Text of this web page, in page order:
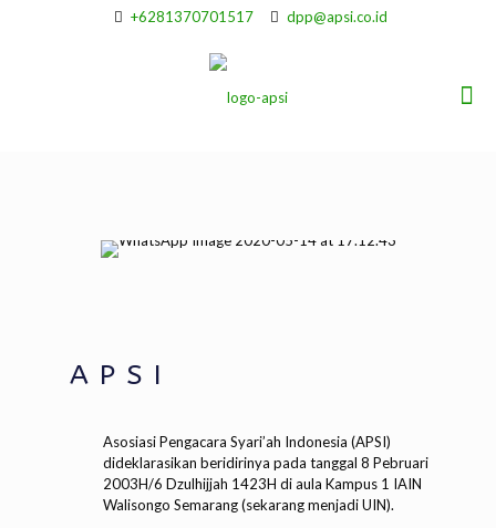
+6281370701517 dpp@apsi.co.id
A P S I
Asosiasi Pengacara Syari’ah Indonesia (APSI)
dideklarasikan beridirinya pada tanggal 8 Pebruari
2003H/6 Dzulhijjah 1423H di aula Kampus 1 IAIN
Walisongo Semarang (sekarang menjadi UIN).